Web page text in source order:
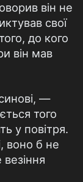
він не
свої
до кого
він мав
—
того
у повітря.
воно б не